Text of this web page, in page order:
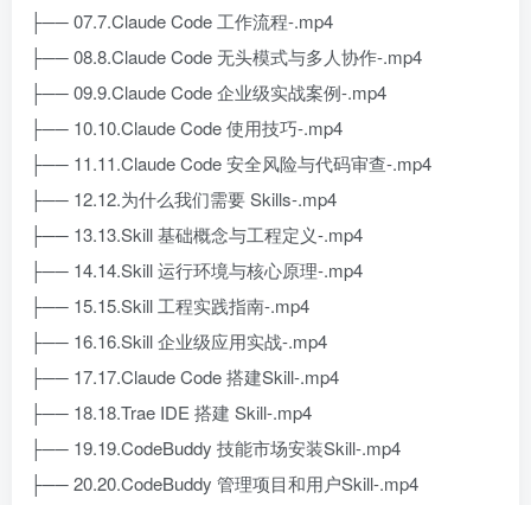
├── 07.7.Claude Code 工作流程-.mp4
├── 08.8.Claude Code 无头模式与多人协作-.mp4
├── 09.9.Claude Code 企业级实战案例-.mp4
├── 10.10.Claude Code 使用技巧-.mp4
├── 11.11.Claude Code 安全风险与代码审查-.mp4
├── 12.12.为什么我们需要 Skills-.mp4
├── 13.13.Skill 基础概念与工程定义-.mp4
├── 14.14.Skill 运行环境与核心原理-.mp4
├── 15.15.Skill 工程实践指南-.mp4
├── 16.16.Skill 企业级应用实战-.mp4
├── 17.17.Claude Code 搭建Skill-.mp4
├── 18.18.Trae IDE 搭建 Skill-.mp4
├── 19.19.CodeBuddy 技能市场安装Skill-.mp4
├── 20.20.CodeBuddy 管理项目和用户Skill-.mp4